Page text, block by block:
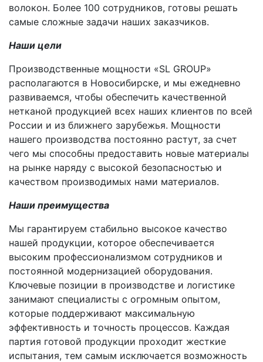
волокон. Более 100 сотрудников, готовы решать
самые сложные задачи наших заказчиков.
Наши цели
Производственные мощности «SL GROUP»
располагаются в Новосибирске, и мы ежедневно
развиваемся, чтобы обеспечить качественной
нетканой продукцией всех наших клиентов по всей
России и из ближнего зарубежья. Мощности
нашего производства постоянно растут, за счет
чего мы способны предоставить новые материалы
на рынке наряду с высокой безопасностью и
качеством производимых нами материалов.
Наши преимущества
Мы гарантируем стабильно высокое качество
нашей продукции, которое обеспечивается
высоким профессионализмом сотрудников и
постоянной модернизацией оборудования.
Ключевые позиции в производстве и логистике
занимают специалисты с огромным опытом,
которые поддерживают максимальную
эффективность и точность процессов. Каждая
партия готовой продукции проходит жесткие
испытания, тем самым исключается возможность